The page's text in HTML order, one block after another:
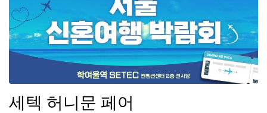
세텍 허니문 페어